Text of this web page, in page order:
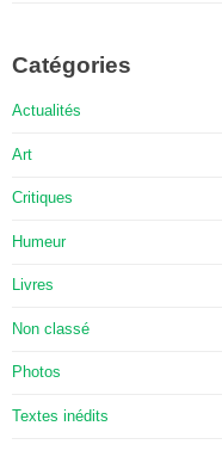
Catégories
Actualités
Art
Critiques
Humeur
Livres
Non classé
Photos
Textes inédits